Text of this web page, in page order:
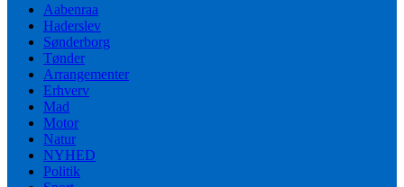
Aabenraa
Haderslev
Sønderborg
Tønder
Arrangementer
Erhverv
Mad
Motor
Natur
NYHED
Politik